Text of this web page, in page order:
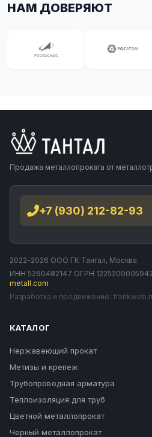
НАМ ДОВЕРЯЮТ
Продажа металлопроката от
+7 (930) 212-82-93
2022–2026 ООО ГК Тантал, Москва
ИНН 5260482147 ОГРН
metall.com
Разработка и продвижение:
КАТАЛОГ
Нержавеющий прокат
Метизы и крепеж
Трубопроводная арматура
Теплоизоляция для труб
Цветной металлопрокат
Черный металлопрокат